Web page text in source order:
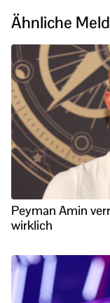
Ähnliche
Peyman Amin
wirklich